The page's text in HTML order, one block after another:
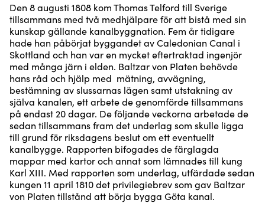
Den 8 augusti 1808 kom Thomas Telford till Sverige
tillsammans med två medhjälpare för att bistå med sin
kunskap gällande kanalbyggnation. Fem år tidigare
hade han påbörjat byggandet av Caledonian Canal i
Skottland och han var en mycket eftertraktad ingenjör
med många järn i elden. Baltzar von Platen behövde
hans råd och hjälp med mätning, avvägning,
bestämning av slussarnas lägen samt utstakning av
själva kanalen, ett arbete de genomförde tillsammans
på endast 20 dagar. De följande veckorna arbetade de
sedan tillsammans fram det underlag som skulle ligga
till grund för riksdagens beslut om ett eventuellt
kanalbygge. Rapporten bifogades de färglagda
mappar med kartor och annat som lämnades till kung
Karl XIII. Med rapporten som underlag, utfärdade sedan
kungen 11 april 1810 det privilegiebrev som gav Baltzar
von Platen tillstånd att börja bygga Göta kanal.